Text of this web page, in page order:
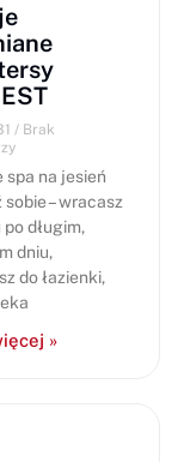
Brak
spa na jesień
sobie – wracasz
długim,
dniu,
do łazienki,
»